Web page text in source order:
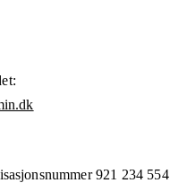
921 234 554